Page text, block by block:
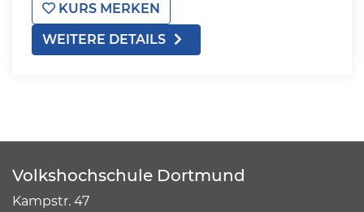
KURS MERKEN
WEITERE DETAILS
Volkshochschule Dortmund
Kampstr. 47